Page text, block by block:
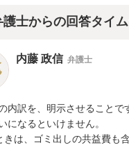
護士からの回答タイ
内藤 政信 弁護士
内訳を、明示させることで
になるといけません。
きは、ゴミ出しの共益費も